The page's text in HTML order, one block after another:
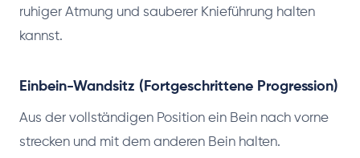
ruhiger Atmung und sauberer Knieführung halten
kannst.
Einbein-Wandsitz (Fortgeschrittene Progression)
Aus der vollständigen Position ein Bein nach vorne
strecken und mit dem anderen Bein halten.